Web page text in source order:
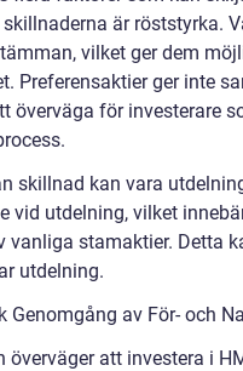
är röststyrka.
vilket ger dem
Preferensaktier ger inte
överväga för investerare
skillnad kan vara
vid utdelning, vilket
vanliga stamaktier. Detta
utdelning.
Genomgång av För- och
överväger att investera i